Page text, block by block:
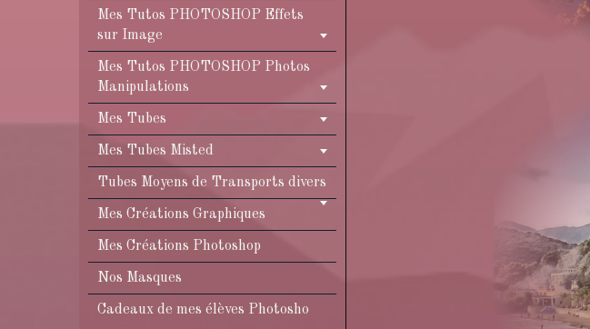
Mes Tutos PHOTOSHOP Effets
sur Image
Mes Tutos PHOTOSHOP Photos
Manipulations
Mes Tubes
Mes Tubes Misted
Tubes Moyens de Transports divers
Mes Créations Graphiques
Mes Créations Photoshop
Nos Masques
Cadeaux de mes élèves Photosho